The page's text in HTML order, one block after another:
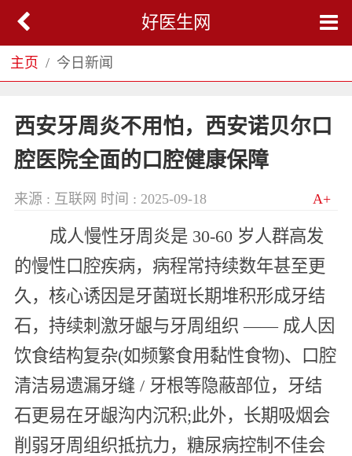
好医生网
主页 今日新闻
西安牙周炎不用怕，西安诺贝尔口
腔医院全面的口腔健康保障
来源 : 互联网 时间 : 2025-09-18 A+
成人慢性牙周炎是 30-60 岁人群高发
的慢性口腔疾病，病程常持续数年甚至更
久，核心诱因是牙菌斑长期堆积形成牙结
石，持续刺激牙龈与牙周组织 —— 成人因
饮食结构复杂(如频繁食用黏性食物)、口腔
清洁易遗漏牙缝 / 牙根等隐蔽部位，牙结
石更易在牙龈沟内沉积;此外，长期吸烟会
削弱牙周组织抵抗力，糖尿病控制不佳会